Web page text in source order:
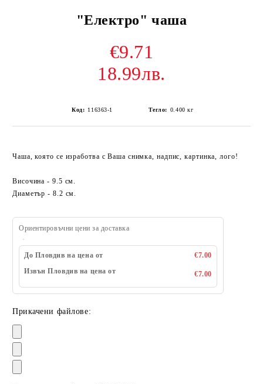
"Електро" чаша
€9.71
18.99лв.
Код: 116363-1 Тегло: 0.400 кг
Чаша, която се изработва с Ваша снимка, надпис, картинка, лого!
Височина - 9.5 см.
Диаметър - 8.2 см.
Ориентировъчни цени за доставка
До Пловдив на цена от
€7.00
Извън Пловдив на цена от
€7.00
Прикачени файлове: